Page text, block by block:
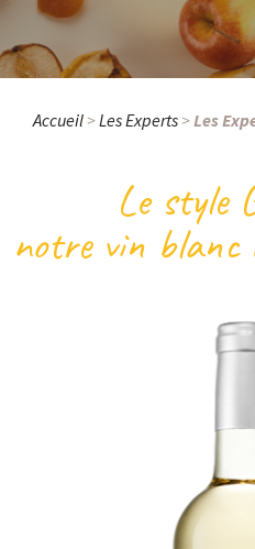
Accueil >Les Experts >Les
Le style
notre vin blanc